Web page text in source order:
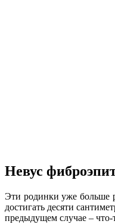
Невус
Эти родинки уже больше
достигать десяти
предыдущем случае – что-